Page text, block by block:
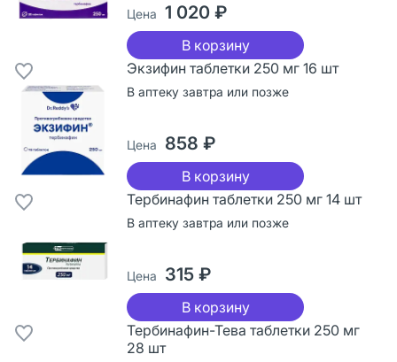
Цена 1 020 ₽
В корзину
Экзифин таблетки 250 мг 16 шт
В аптеку завтра или позже
Цена 858 ₽
В корзину
Тербинафин таблетки 250 мг 14 шт
В аптеку завтра или позже
Цена 315 ₽
В корзину
Тербинафин-Тева таблетки 250 мг
28 шт